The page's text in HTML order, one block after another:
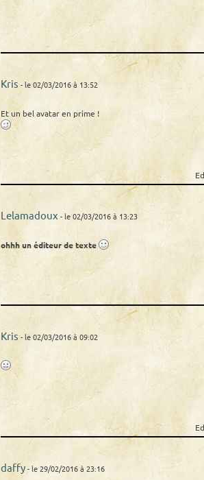
Kris - le 02/03/2016 à 13:52
Et un bel avatar en prime !
Lelamadoux - le 02/03/2016 à 13:23
ohhh un éditeur de texte
Kris - le 02/03/2016 à 09:02
daffy- le 29/02/2016 à 23:16